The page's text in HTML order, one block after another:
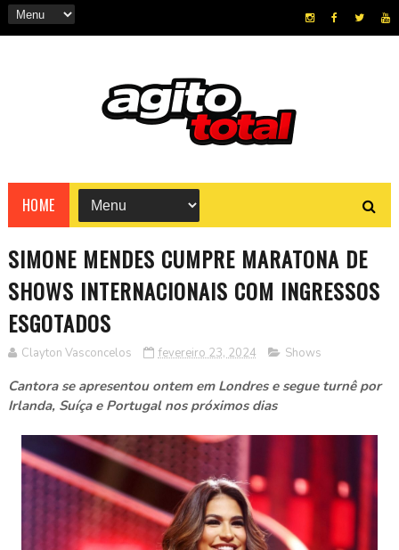
HOME
SIMONE MENDES CUMPRE MARATONA DE
SHOWS INTERNACIONAIS COM INGRESSOS
ESGOTADOS
Clayton Vasconcelos fevereiro 23, 2024 Shows
Cantora se apresentou ontem em Londres e segue turnê por
Irlanda, Suíça e Portugal nos próximos dias